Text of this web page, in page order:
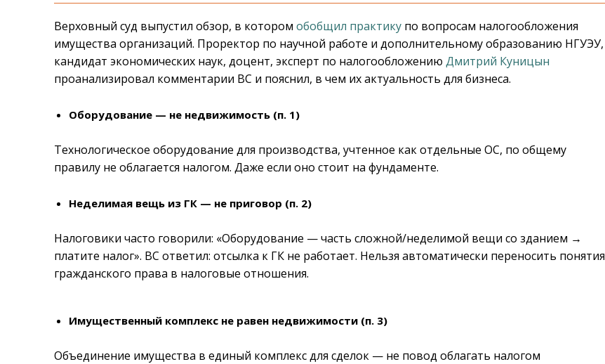
Верховный суд выпустил обзор, в которомобобщил практику по вопросам налогообложения
имущества организаций. Проректор по научной работе и дополнительному образованию НГУЭУ,
кандидат экономических наук, доцент, эксперт по налогообложениюДмитрий Куницын
проанализировал комментарии ВС и пояснил, в чем их актуальность для бизнеса.
Оборудование — не недвижимость (п. 1)
Технологическое оборудование для производства, учтенное как отдельные ОС, по общему
правилу не облагается налогом. Даже если оно стоит на фундаменте.
Неделимая вещь из ГК — не приговор (п. 2)
Налоговики часто говорили: «Оборудование — часть сложной/неделимой вещи со зданием →
платите налог». ВС ответил: отсылка к ГК не работает. Нельзя автоматически переносить понятия
гражданского права в налоговые отношения.
Имущественный комплекс не равен недвижимости (п. 3)
Объединение имущества в единый комплекс для сделок — не повод облагать налогом